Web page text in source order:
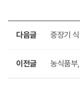
다음글 중장기
이전글 농식품부